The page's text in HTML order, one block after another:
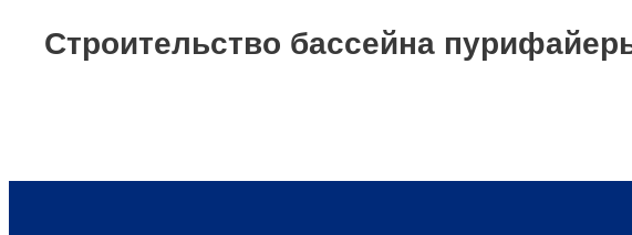
Строительство бассейна